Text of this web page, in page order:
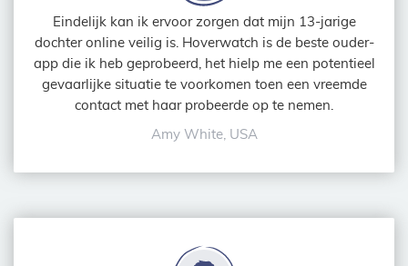
Eindelijk kan ik ervoor zorgen dat mijn 13-jarige
dochter online veilig is. Hoverwatch is de beste ouder-
app die ik heb geprobeerd, het hielp me een potentieel
gevaarlijke situatie te voorkomen toen een vreemde
contact met haar probeerde op te nemen.
Amy White, USA